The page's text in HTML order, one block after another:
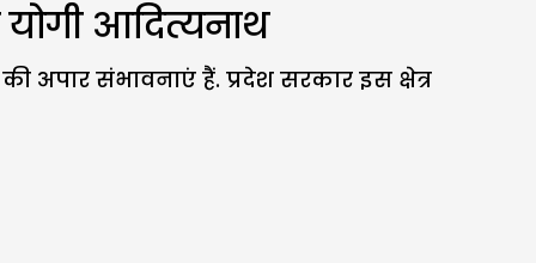
आदित्यनाथ
अपार संभावनाएं हैं. प्रदेश सरकार इस क्षेत्र